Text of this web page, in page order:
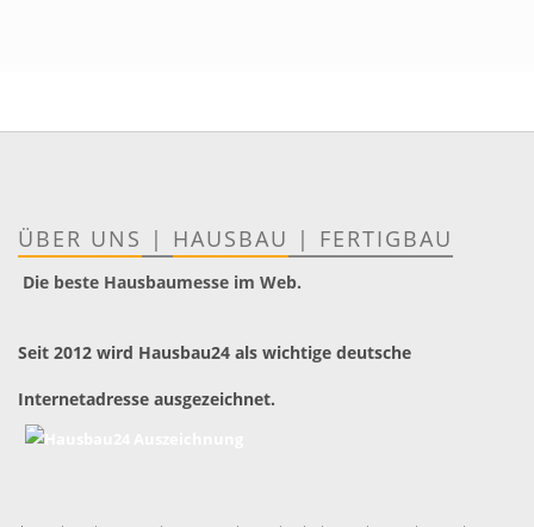
ÜBER UNS | HAUSBAU | FERTIGBAU
Die beste Hausbaumesse im Web.
Seit 2012 wird Hausbau24 als wichtige deutsche
Internetadresse ausgezeichnet.